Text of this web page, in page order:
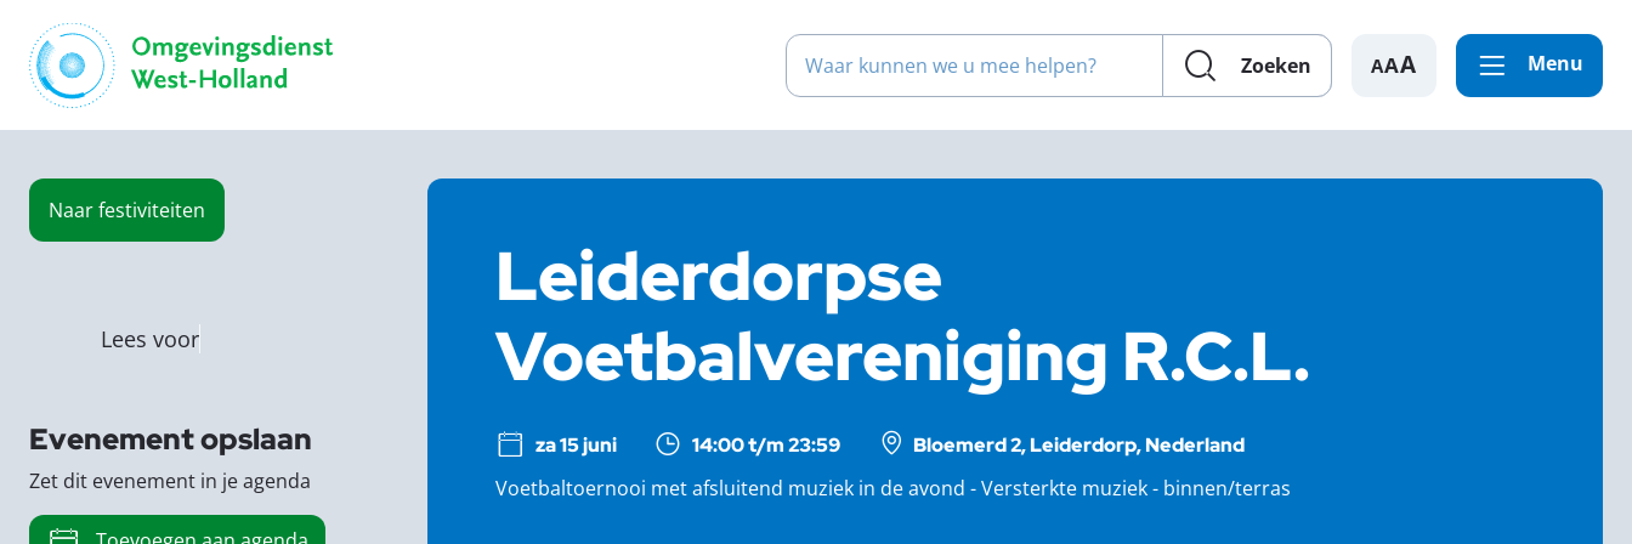
Waar kunnen we u mee helpen?
Zoeken A Menu
Naarfestiviteiten
Leiderdorpse
Voetbalvereniging R.C.L.
za 15 juni 14:00 t/m 23:59
Bloemerd 2, Leiderdorp, Nederland
Voetbaltoernooi met afsluitend muziek in de avond - Versterkte muziek - binnen/terras
Lees voor
Evenement opslaan
Zet dit evenement in je agenda